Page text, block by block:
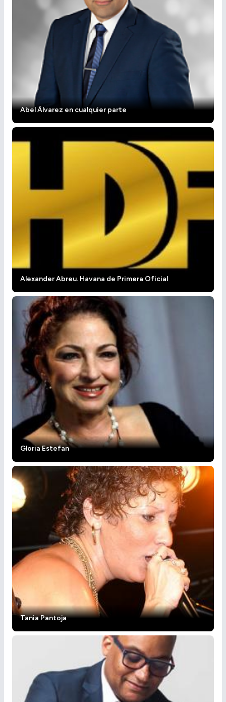
Abel Álvarez en cualquier parte
Alexander Abreu. Havana de Primera Oficial
Gloria Estefan
Tania Pantoja